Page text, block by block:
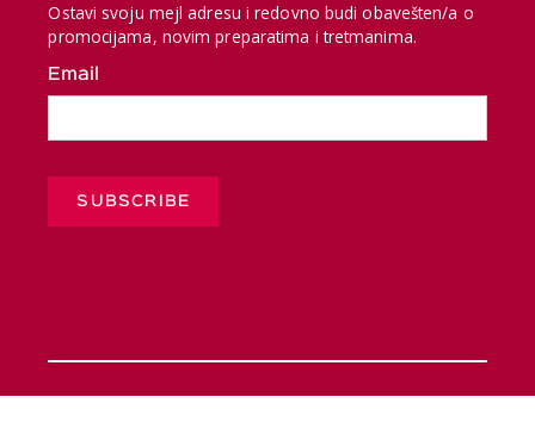
Ostavi svoju mejl adresu i redovno budi obavešten/a o
promocijama, novim preparatima i tretmanima.
Email